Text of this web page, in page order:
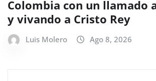
Colombia con un llamado
y vivando a Cristo Rey
Luis Molero Ago 8, 2026